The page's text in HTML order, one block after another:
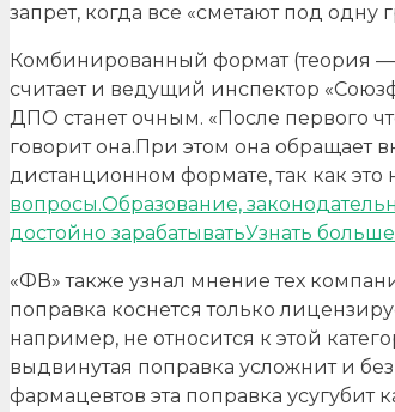
запрет, когда все «сметают под одну
Комбинированный формат (теория —
считает и ведущий инспектор
ДПО станет очным. «После первого
говорит она.При этом она обращает
дистанционном формате, так как это
вопросы.Образование,
достойно зарабатыватьУзнать больше
«ФВ» также узнал мнение тех
поправка коснется только
например, не относится к этой
выдвинутая поправка усложнит и
фармацевтов эта поправка усугубит